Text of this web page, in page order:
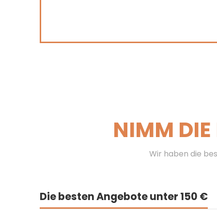
NIMM DIE
Wir haben die
Die besten Angebote unter 150 €